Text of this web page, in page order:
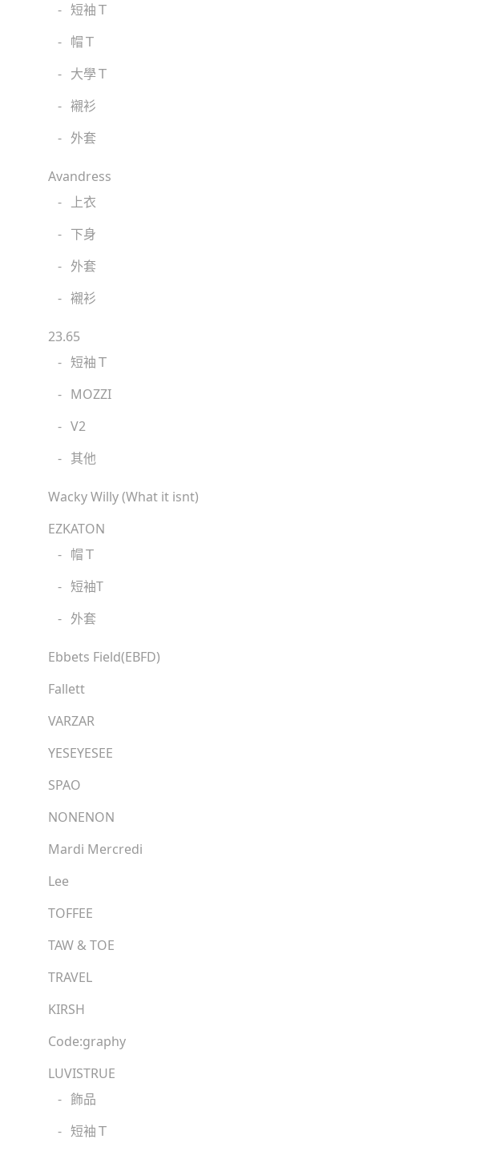
- 短袖Ｔ
- 帽Ｔ
- 大學Ｔ
- 襯衫
- 外套
Avandress
-
上衣
- 下身
- 外套
- 襯衫
23.65
- 短袖Ｔ
- MOZZI
- V2
- 其他
Wacky Willy (What it isnt)
EZKATON
- 帽Ｔ
- 短袖T
- 外套
Ebbets Field(EBFD)
Fallett
VARZAR
YESEYESEE
SPAO
NONENON
Mardi Mercredi
Lee
TOFFEE
TAW & TOE
TRAVEL
KIRSH
Code:graphy
LUVISTRUE
- 飾品
- 短袖Ｔ